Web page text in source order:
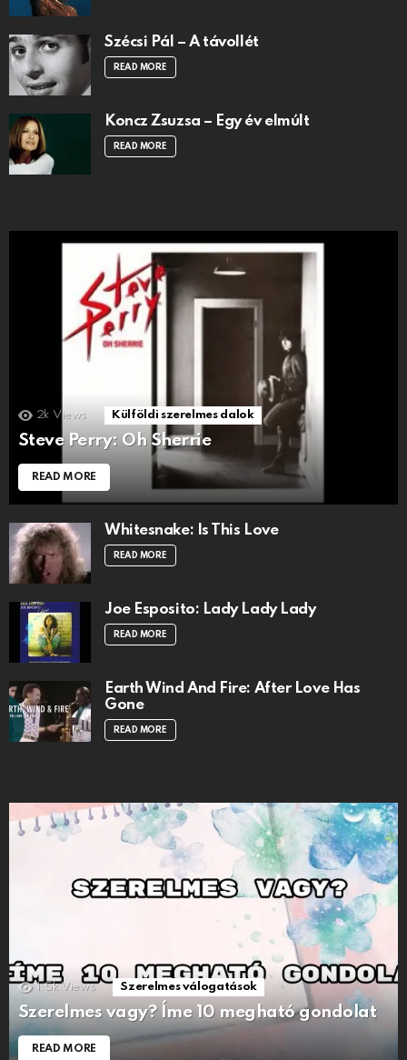
Szécsi Pál – A távollét
READ MORE
Koncz Zsuzsa – Egy év elmúlt
READ MORE
2k Views Külföldi szerelmes dalok
Steve Perry: Oh Sherrie
READ MORE
Whitesnake: Is This Love
READ MORE
Joe Esposito: Lady Lady Lady
READ MORE
Earth Wind And Fire: After Love Has
Gone
READ MORE
1.5k Views Szerelmes válogatások
Szerelmes vagy? Íme 10 megható gondolat
READ MORE